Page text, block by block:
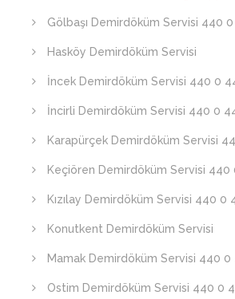
Gölbaşı Demirdöküm Servisi 440
Hasköy Demirdöküm Servisi
İncek Demirdöküm Servisi 440 0
İncirli Demirdöküm Servisi 440 0
Karapürçek Demirdöküm Servisi
Keçiören Demirdöküm Servisi 440
Kızılay Demirdöküm Servisi 440 0
Konutkent Demirdöküm Servisi
Mamak Demirdöküm Servisi 440 0
Ostim Demirdöküm Servisi 440 0